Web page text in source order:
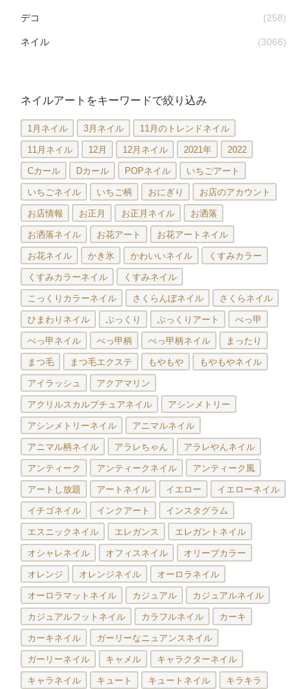
デコ (258)
ネイル (3066)
ネイルアートをキーワードで絞り込み
1月ネイル 3月ネイル 11月のトレンドネイル
11月ネイル 12月 12月ネイル 2021年 2022
Cカール Dカール POPネイル いちごアート
いちごネイル いちご柄 おにぎり お店のアカウント
お店情報 お正月 お正月ネイル お洒落
お洒落ネイル お花アート お花アートネイル
お花ネイル かき氷 かわいいネイル くすみカラー
くすみカラーネイル くすみネイル
こっくりカラーネイル さくらんぼネイル さくらネイル
ひまわりネイル ぷっくり ぷっくりアート べっ甲
べっ甲ネイル べっ甲柄 べっ甲柄ネイル まったり
まつ毛 まつ毛エクステ もやもや もやもやネイル
アイラッシュ アクアマリン
アクリルスカルプチュアネイル アシンメトリー
アシンメトリーネイル アニマルネイル
アニマル柄ネイル アラレちゃん アラレやんネイル
アンティーク アンティークネイル アンティーク風
アートし放題 アートネイル イエロー イエローネイル
イチゴネイル インクアート インスタグラム
エスニックネイル エレガンス エレガントネイル
オシャレネイル オフィスネイル オリーブカラー
オレンジ オレンジネイル オーロラネイル
オーロラマットネイル カジュアル カジュアルネイル
カジュアルフットネイル カラフルネイル カーキ
カーキネイル ガーリーなニュアンスネイル
ガーリーネイル キャメル キャラクターネイル
キャラネイル キュート キュートネイル キラキラ